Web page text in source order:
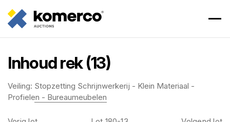
Inhoud rek (13)
Veiling: Stopzetting Schrijnwerkerij - Klein Materiaal -
Profielen - Bureaumeubelen